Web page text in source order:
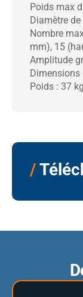
Poids max
Diamètre
Nombre
mm), 15
Amplitude
Dimensions
Poids : 37
/
Entreprise